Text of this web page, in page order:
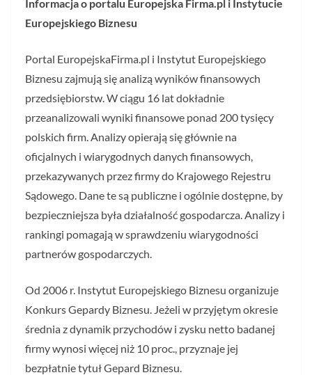
Informacja o portalu Europejska Firma.pl i Instytucie
Europejskiego Biznesu
Portal EuropejskaFirma.pl i Instytut Europejskiego
Biznesu zajmują się analizą wyników finansowych
przedsiębiorstw. W ciągu 16 lat dokładnie
przeanalizowali wyniki finansowe ponad 200 tysięcy
polskich firm. Analizy opierają się głównie na
oficjalnych i wiarygodnych danych finansowych,
przekazywanych przez firmy do Krajowego Rejestru
Sądowego. Dane te są publiczne i ogólnie dostępne, by
bezpieczniejsza była działalność gospodarcza. Analizy i
rankingi pomagają w sprawdzeniu wiarygodności
partnerów gospodarczych.
Od 2006 r. Instytut Europejskiego Biznesu organizuje
Konkurs Gepardy Biznesu. Jeżeli w przyjętym okresie
średnia z dynamik przychodów i zysku netto badanej
firmy wynosi więcej niż 10 proc., przyznaje jej
bezpłatnie tytuł Gepard Biznesu.